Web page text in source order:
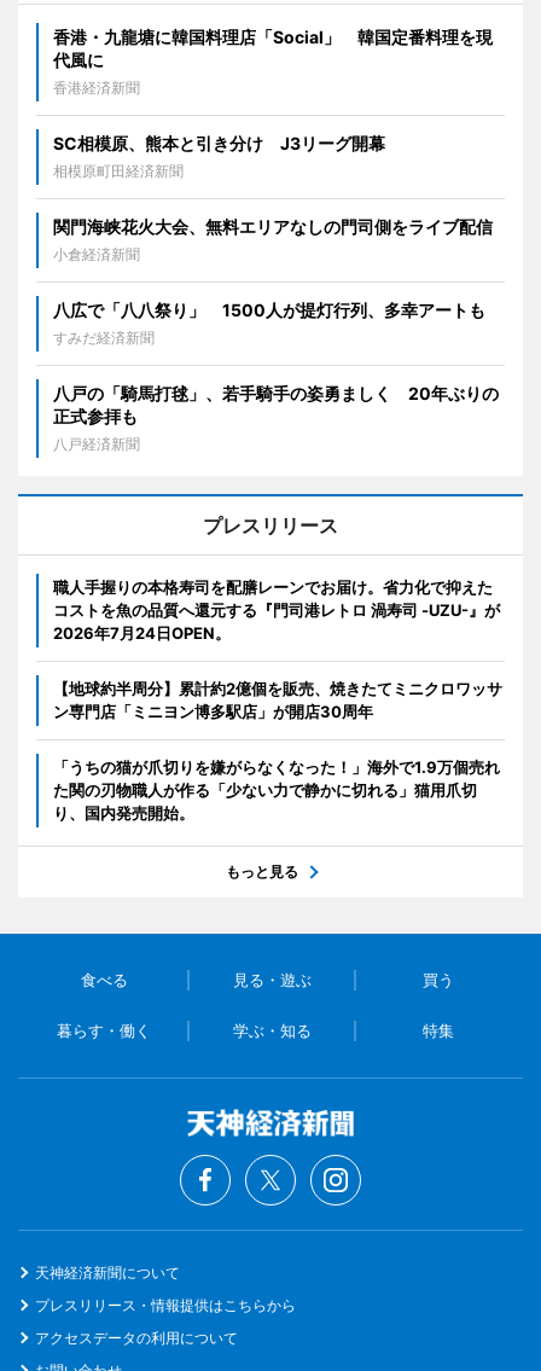
香港・九龍塘に韓国料理店「Social」 韓国定番料理を現
代風に
香港経済新聞
SC相模原、熊本と引き分け J3リーグ開幕
相模原町田経済新聞
関門海峡花火大会、無料エリアなしの門司側をライブ配信
小倉経済新聞
八広で「八八祭り」 1500人が提灯行列、多幸アートも
すみだ経済新聞
八戸の「騎馬打毬」、若手騎手の姿勇ましく 20年ぶりの
正式参拝も
八戸経済新聞
プレスリリース
職人手握りの本格寿司を配膳レーンでお届け。省力化で抑えた
コストを魚の品質へ還元する『門司港レトロ 渦寿司 -UZU-』が
2026年7月24日OPEN。
【地球約半周分】累計約2億個を販売、焼きたてミニクロワッサ
ン専門店「ミニヨン博多駅店」が開店30周年
「うちの猫が爪切りを嫌がらなくなった！」海外で1.9万個売れ
た関の刃物職人が作る「少ない力で静かに切れる」猫用爪切
り、国内発売開始。
もっと見る
食べる 見る・遊ぶ 買う
暮らす・働く 学ぶ・知る 特集
天神経済新聞について
プレスリリース・情報提供はこちらから
アクセスデータの利用について